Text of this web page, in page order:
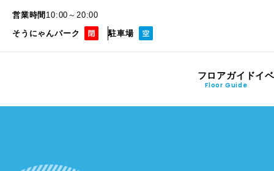
営業時間 10:00～20:00
そうにゃんパーク
駐車場
フロアガイド
Floor Guide
イ